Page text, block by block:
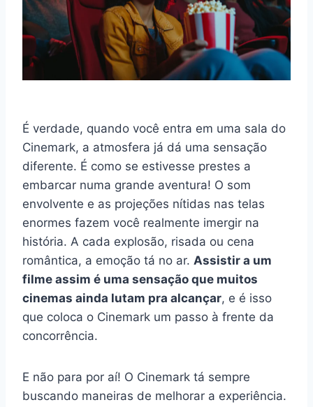
É verdade, quando você entra em uma sala do
Cinemark, a atmosfera já dá uma sensação
diferente. É como se estivesse prestes a
embarcar numa grande aventura! O som
envolvente e as projeções nítidas nas telas
enormes fazem você realmente imergir na
história. A cada explosão, risada ou cena
romântica, a emoção tá no ar. Assistir a um
filme assim é uma sensação que muitos
cinemas ainda lutam pra alcançar, e é isso
que coloca o Cinemark um passo à frente da
concorrência.
E não para por aí! O Cinemark tá sempre
buscando maneiras de melhorar a experiência.